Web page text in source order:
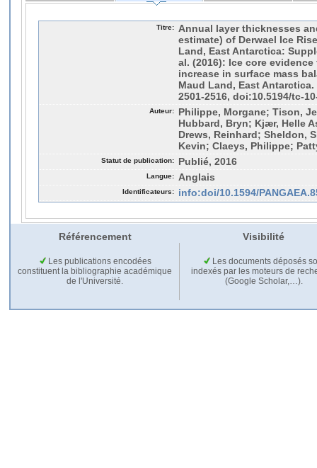
Titre:
Annual layer thicknesses
estimate) of Derwael Ice
Land, East Antarctica:
al. (2016): Ice core
increase in surface mass
Maud Land, East
2501-2516, doi:10.5194/tc-
Auteur:
Philippe, Morgane; Tison,
Hubbard, Bryn; Kjær, Helle
Drews, Reinhard; Sheldon,
Kevin; Claeys, Philippe;
Statut de publication: Publié, 2016
Langue: Anglais
Identificateurs: info:doi/10.1594/
Référencement Visibilité
Les publications encodées
constituent la bibliographie académique
de l'Université.
Les documents déposés
indexés par les moteurs de
(Google Scholar,…).